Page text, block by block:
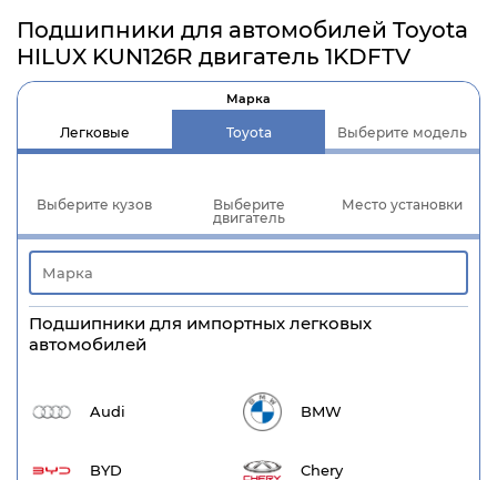
Подшипники для автомобилей Toyota
HILUX KUN126R двигатель 1KDFTV
Легковые
Марка
Toyota Выберите модель
Выберите кузов
Выберите
двигатель
Место установки
Подшипники для импортных легковых
автомобилей
Audi BMW
BYD Chery